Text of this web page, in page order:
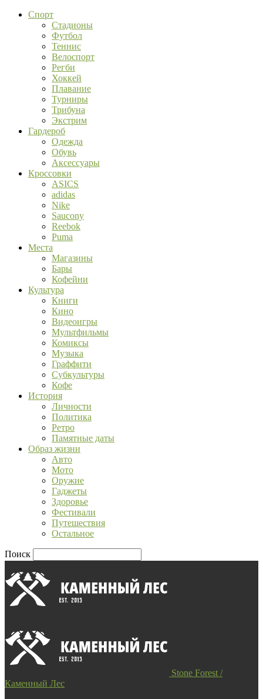
Спорт
Стадионы
Футбол
Теннис
Велоспорт
Регби
Хоккей
Плавание
Турниры
Трибуна
Экстрим
Гардероб
Одежда
Обувь
Аксессуары
Кроссовки
ASICS
adidas
Nike
Saucony
Reebok
Puma
Места
Магазины
Бары
Кофейни
Культура
Книги
Кино
Видеоигры
Мультфильмы
Комиксы
Музыка
Граффити
Субкультуры
Кофе
История
Личности
Политика
Ретро
Памятные даты
Образ жизни
Авто
Мото
Оружие
Гаджеты
Здоровье
Фестивали
Путешествия
Остальное
Поиск
Stone Forest /
Каменный Лес